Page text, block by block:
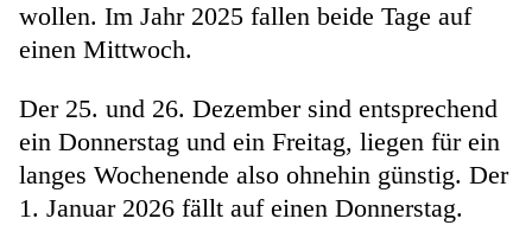
wollen. Im Jahr 2025 fallen beide Tage auf
einen Mittwoch.
Der 25. und 26. Dezember sind entsprechend
ein Donnerstag und ein Freitag, liegen für ein
langes Wochenende also ohnehin günstig. Der
1. Januar 2026 fällt auf einen Donnerstag.